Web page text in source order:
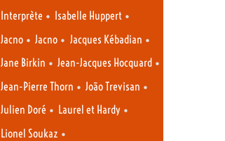
Interprète • Isabelle Huppert •
Jacno • Jacno • Jacques Kébadian •
Jane Birkin • Jean-Jacques Hocquard •
Jean-Pierre Thorn • João Trevisan •
Julien Doré • Laurel et Hardy •
Lionel Soukaz •